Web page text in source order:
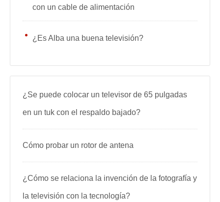
con un cable de alimentación
¿Es Alba una buena televisión?
¿Se puede colocar un televisor de 65 pulgadas
en un tuk con el respaldo bajado?
Cómo probar un rotor de antena
¿Cómo se relaciona la invención de la fotografía y
la televisión con la tecnología?